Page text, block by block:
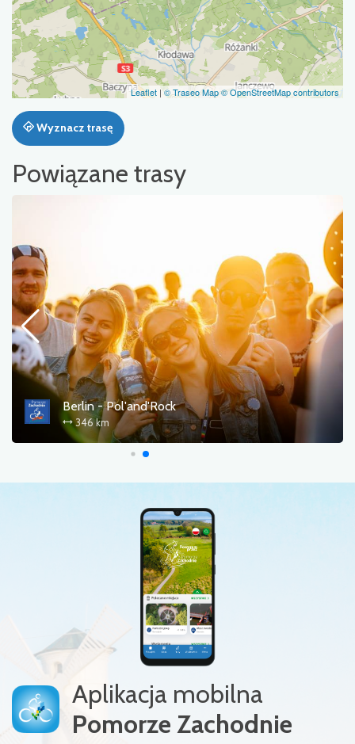
Leaflet | © Traseo Map© OpenStreetMap contributors
Wyznacz trasę
Powiązane trasy
Berlin - Pol'and'Rock
346 km
Aplikacja mobilna
Pomorze Zachodnie